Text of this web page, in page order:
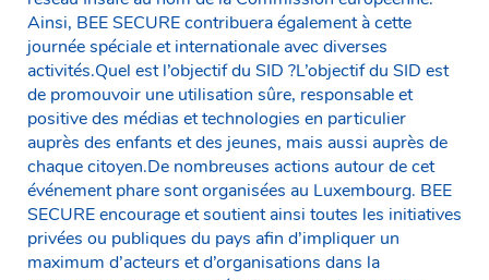
Ainsi, BEE SECURE contribuera également à cette
journée spéciale et internationale avec diverses
activités.Quel est l’objectif du SID ?L’objectif du SID est
de promouvoir une utilisation sûre, responsable et
positive des médias et technologies en particulier
auprès des enfants et des jeunes, mais aussi auprès de
chaque citoyen.De nombreuses actions autour de cet
événement phare sont organisées au Luxembourg. BEE
SECURE encourage et soutient ainsi toutes les initiatives
privées ou publiques du pays afin d’impliquer un
maximum d’acteurs et d’organisations dans la